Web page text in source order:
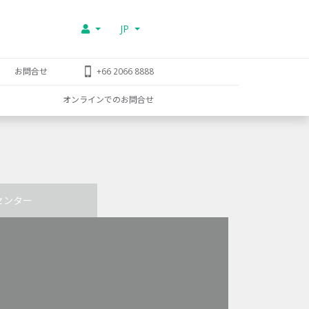
JP
お問合せ +66 2066 8888
オンラインでのお問合せ
ンター